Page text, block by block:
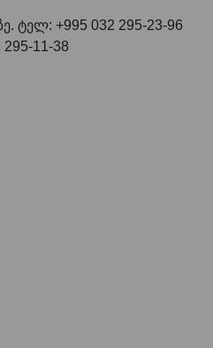
ტელ: +995 032 295-23-96
11-38